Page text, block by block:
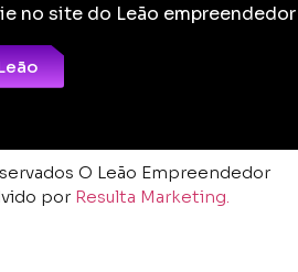
no site do Leão empreendedor
O Leão Empreendedor
por Resulta Marketing.